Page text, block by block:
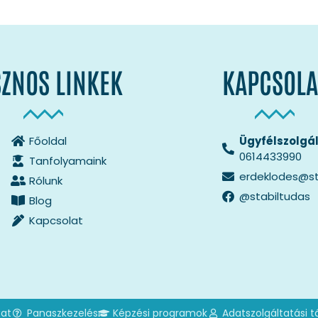
LINKEK
Főoldal
Tanfolyamaink
Rólunk
Blog
Kapcsolat
0614433990
@stabiltudas
Panaszkezelés Képzési programok Adatszolgáltatási